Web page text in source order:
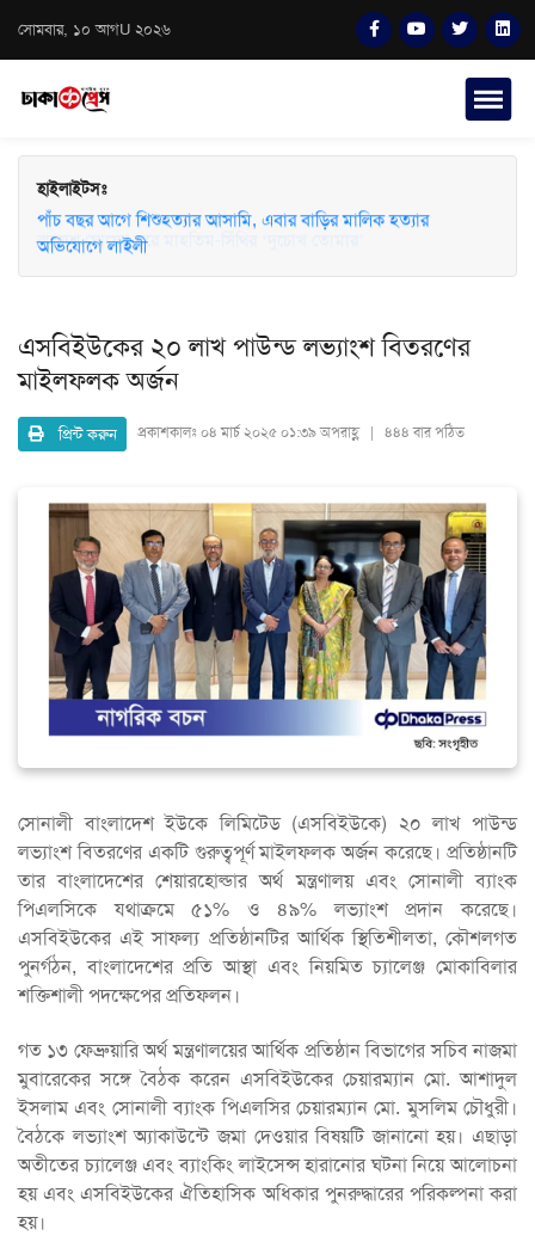
সোমবার, ১০ আগU ২০২৬
হাইলাইটসঃ
পাঁচ বছর আগে শিশুহত্যার আসামি, এবার বাড়ির মালিক হত্যার
অভিযোগে লাইলী
এসবিইউকের ২০ লাখ পাউন্ড লভ্যাংশ বিতরণের
মাইলফলক অর্জন
প্রিন্ট করুন প্রকাশকালঃ ০৪ মার্চ ২০২৫ ০১:৩৯ অপরাহ্ণ | ৪৪৪ বার পঠিত
সোনালী বাংলাদেশ ইউকে লিমিটেড (এসবিইউকে) ২০ লাখ পাউন্ড
লভ্যাংশ বিতরণের একটি গুরুত্বপূর্ণ মাইলফলক অর্জন করেছে। প্রতিষ্ঠানটি
তার বাংলাদেশের শেয়ারহোল্ডার অর্থ মন্ত্রণালয় এবং সোনালী ব্যাংক
পিএলসিকে যথাক্রমে ৫১% ও ৪৯% লভ্যাংশ প্রদান করেছে।
এসবিইউকের এই সাফল্য প্রতিষ্ঠানটির আর্থিক স্থিতিশীলতা, কৌশলগত
পুনর্গঠন, বাংলাদেশের প্রতি আস্থা এবং নিয়মিত চ্যালেঞ্জ মোকাবিলার
শক্তিশালী পদক্ষেপের প্রতিফলন।
গত ১৩ ফেব্রুয়ারি অর্থ মন্ত্রণালয়ের আর্থিক প্রতিষ্ঠান বিভাগের সচিব নাজমা
মুবারেকের সঙ্গে বৈঠক করেন এসবিইউকের চেয়ারম্যান মো. আশাদুল
ইসলাম এবং সোনালী ব্যাংক পিএলসির চেয়ারম্যান মো. মুসলিম চৌধুরী।
বৈঠকে লভ্যাংশ অ্যাকাউন্টে জমা দেওয়ার বিষয়টি জানানো হয়। এছাড়া
অতীতের চ্যালেঞ্জ এবং ব্যাংকিং লাইসেন্স হারানোর ঘটনা নিয়ে আলোচনা
হয় এবং এসবিইউকের ঐতিহাসিক অধিকার পুনরুদ্ধারের পরিকল্পনা করা
হয়।